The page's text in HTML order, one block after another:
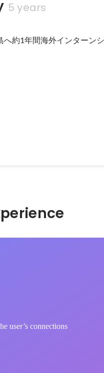
5 years
約1年間海外インターン
user’s connections